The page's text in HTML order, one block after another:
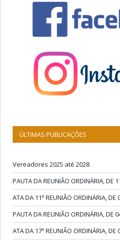
ÚLTIMAS PUBLICAÇÕES
Vereadores 2025 até 2028
PAUTA DA REUNIÃO ORDINÁRIA, DE
ATA DA 11ª REUNIÃO ORDINÁRIA, DE
PAUTA DA REUNIÃO ORDINÁRIA, DE
ATA DA 17ª REUNIÃO ORDINÁRIA, DE